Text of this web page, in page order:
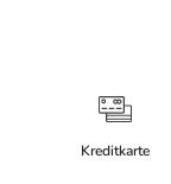
Kreditkarte